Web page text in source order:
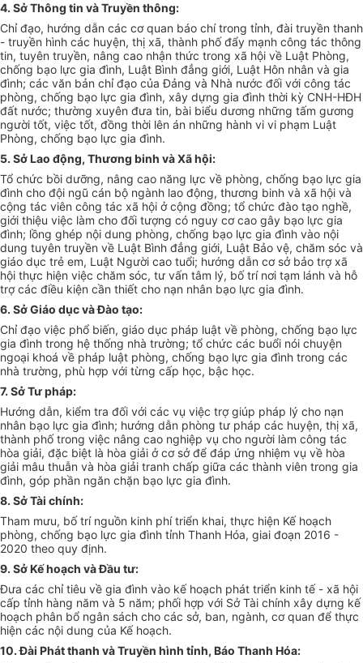
4. Sở Thông tin và Truyền thông:
Chỉ đạo, hướng dẫn các cơ quan báo chí trong tỉnh, đài truyền thanh
- truyền hình các huyện, thị xã, thành phố đẩy mạnh công tác thông
tin, tuyên truyền, nâng cao nhận thức trong xã hội về Luật Phòng,
chống bạo lực gia đình, Luật Bình đẳng giới, Luật Hôn nhân và gia
đình; các văn bản chỉ đạo của Đảng và Nhà nước đối với công tác
phòng, chống bạo lực gia đình, xây dựng gia đình thời kỳ CNH-HĐH
đất nước; thường xuyên đưa tin, bài biểu dương những tấm gương
người tốt, việc tốt, đồng thời lên án những hành vi vi phạm Luật
Phòng, chống bạo lực gia đình.
5. Sở Lao động, Thương binh và Xã hội:
Tổ chức bồi dưỡng, nâng cao năng lực về phòng, chống bạo lực gia
đình cho đội ngũ cán bộ ngành lao động, thương binh và xã hội và
cộng tác viên công tác xã hội ở cộng đồng; tổ chức đào tạo nghề,
giới thiệu việc làm cho đối tượng có nguy cơ cao gây bạo lực gia
đình; lồng ghép nội dung phòng, chống bạo lực gia đình vào nội
dung tuyên truyền về Luật Bình đẳng giới, Luật Bảo vệ, chăm sóc và
giáo dục trẻ em, Luật Người cao tuổi; hướng dẫn cơ sở bảo trợ xã
hội thực hiện việc chăm sóc, tư vấn tâm lý, bố trí nơi tạm lánh và hỗ
trợ các điều kiện cần thiết cho nạn nhân bạo lực gia đình.
6. Sở Giáo dục và Đào tạo:
Chỉ đạo việc phổ biến, giáo dục pháp luật về phòng, chống bạo lực
gia đình trong hệ thống nhà trường; tổ chức các buổi nói chuyện
ngoại khoá về pháp luật phòng, chống bạo lực gia đình trong các
nhà trường, phù hợp với từng cấp học, bậc học.
7. SởTư pháp:
Hướng dẫn, kiểm tra đối với các vụ việc trợ giúp pháp lý cho nạn
nhân bạo lực gia đình; hướng dẫn phòng tư pháp các huyện, thị xã,
thành phố trong việc nâng cao nghiệp vụ cho người làm công tác
hòa giải, đặc biệt là hòa giải ở cơ sở để đáp ứng nhiệm vụ về hòa
giải mâu thuẫn và hòa giải tranh chấp giữa các thành viên trong gia
đình, góp phần ngăn chặn bạo lực gia đình.
8. SởTài chính:
Tham mưu, bố trí nguồn kinh phí triển khai, thực hiện Kế hoạch
phòng, chống bạo lực gia đình tỉnh Thanh Hóa, giai đoạn 2016 -
2020 theo quy định.
9. Sở Kếhoạch và Đầu tư:
Đưa các chỉ tiêu về gia đình vào kế hoạch phát triển kinh tế - xã hội
cấp tỉnh hàng năm và 5 năm; phối hợp với Sở Tài chính xây dựng kế
hoạch phân bổ ngân sách cho các sở, ban, ngành, cơ quan để thực
hiện các nội dung của Kế hoạch.
10. Đài Phát thanh và Truyền hình tỉnh, Báo Thanh Hóa: